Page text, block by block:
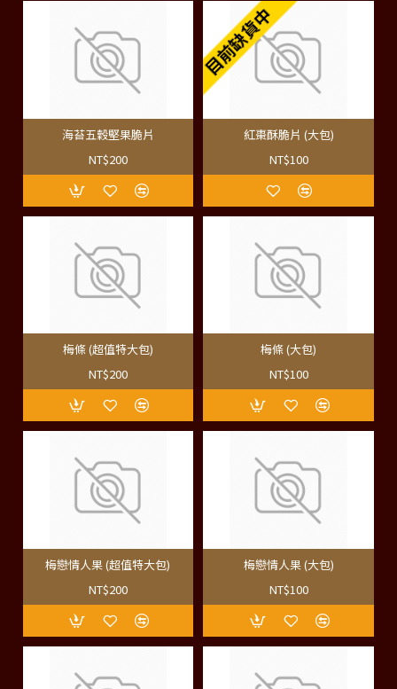
海苔五穀堅果脆片
NT$200
目前缺貨中
紅棗酥脆片 (大包)
NT$100
梅條 (超值特大包)
NT$200
梅條 (大包)
NT$100
梅戀情人果 (超值特大包)
NT$200
梅戀情人果 (大包)
NT$100